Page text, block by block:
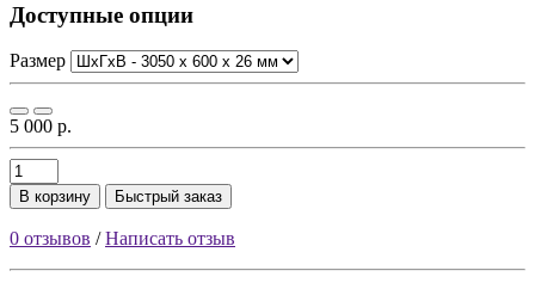
Доступные опции
Размер
5 000 р.
В корзину Быстрый заказ
0 отзывов /Написать отзыв